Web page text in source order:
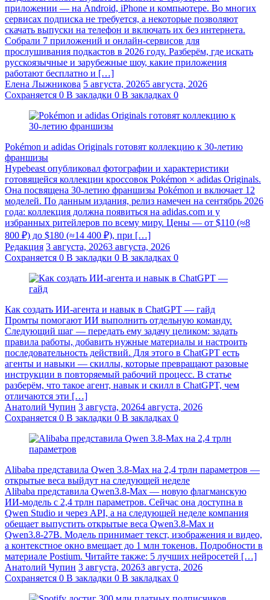
приложении — на Android, iPhone и компьютере. Во многих
сервисах подписка не требуется, а некоторые позволяют
скачать выпуски на телефон и включать их без интернета.
Собрали 7 приложений и онлайн-сервисов для
прослушивания подкастов в 2026 году. Разберём, где искать
русскоязычные и зарубежные шоу, какие приложения
работают бесплатно и […]
Елена Лыжникова 5 августа, 20265 августа, 2026
Сохраняется 0 В закладки 0 В закладках 0
Pokémon и adidas Originals готовят коллекцию к 30-летию
франшизы
Hypebeast опубликовал фотографии и характеристики
готовящейся коллекции кроссовок Pokémon × adidas Originals.
Она посвящена 30-летию франшизы Pokémon и включает 12
моделей. По данным издания, релиз намечен на сентябрь 2026
года: коллекция должна появиться на adidas.com и у
избранных ритейлеров по всему миру. Цены — от $110 (≈8
800 ₽) до $180 (≈14 400 ₽), при […]
Редакция 3 августа, 20263 августа, 2026
Сохраняется 0 В закладки 0 В закладках 0
Как создать ИИ-агента и навык в ChatGPT — гайд
Промты помогают ИИ выполнить отдельную команду.
Следующий шаг — передать ему задачу целиком: задать
правила работы, добавить нужные материалы и настроить
последовательность действий. Для этого в ChatGPT есть
агенты и навыки — скиллы, которые превращают разовые
инструкции в повторяемый рабочий процесс. В статье
разберём, что такое агент, навык и скилл в ChatGPT, чем
отличаются эти […]
Анатолий Чупин 3 августа, 20264 августа, 2026
Сохраняется 0 В закладки 0 В закладках 0
Alibaba представила Qwen 3.8‑Max на 2,4 трлн параметров —
открытые веса выйдут на следующей неделе
Alibaba представила Qwen3.8‑Max — новую флагманскую
ИИ-модель с 2,4 трлн параметров. Сейчас она доступна в
Qwen Studio и через API, а на следующей неделе компания
обещает выпустить открытые веса Qwen3.8‑Max и
Qwen3.8‑27B. Модель принимает текст, изображения и видео,
а контекстное окно вмещает до 1 млн токенов. Подробности в
материале Postium. Читайте также: 5 лучших нейросетей […]
Анатолий Чупин 3 августа, 20263 августа, 2026
Сохраняется 0 В закладки 0 В закладках 0